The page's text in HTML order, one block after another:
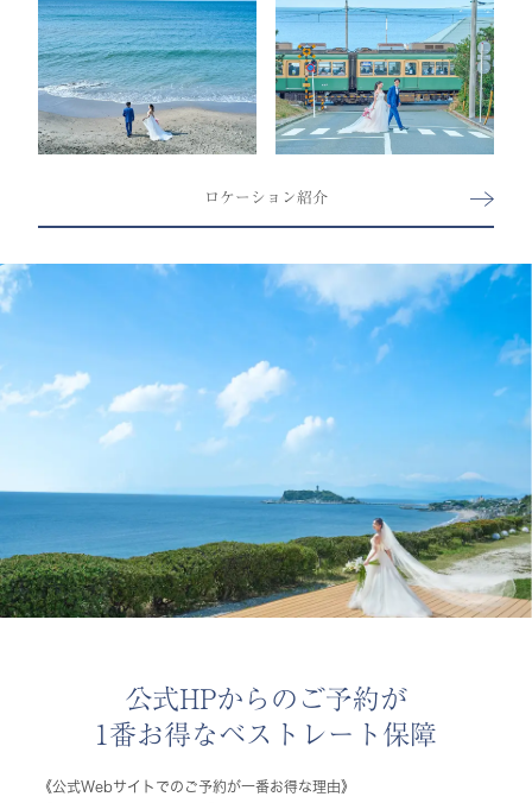
ロケーション紹介
公式HPからのご予約が
1番お得なベストレート保障
《公式Webサイトでのご予約が一番お得な理由》